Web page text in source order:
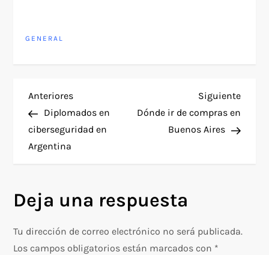
GENERAL
N
a
v
g
a
Entrada
anterior
Anteriores
Diplomados en
ciberseguridad en
Argentina
Siguiente
Dónde ir de compras en
Buenos Aires
Deja una respuesta
Tu dirección de correo electrónico no será publicada.
Los campos obligatorios están marcados con *